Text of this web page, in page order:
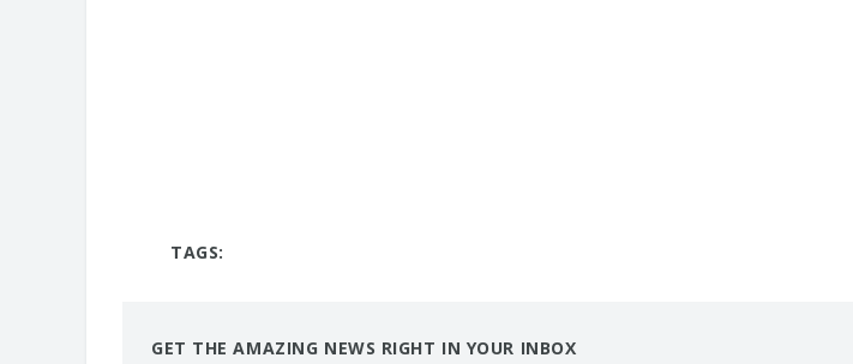
TAGS:
GET THE AMAZING NEWS RIGHT IN YOUR INBOX